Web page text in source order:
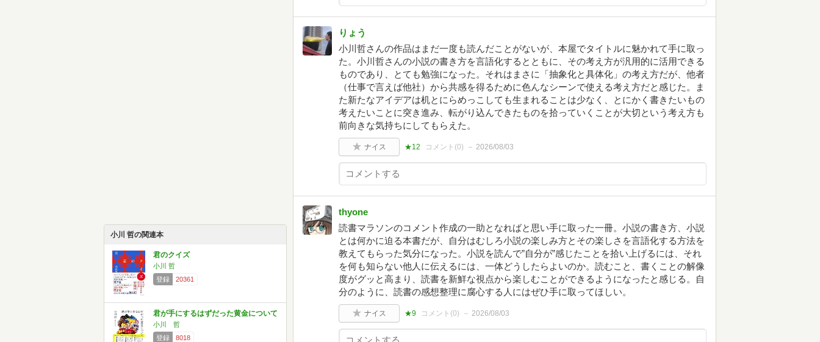
小川 哲の関連本
君のクイズ
小川 哲
登録
20361
君が手にするはずだった黄金について
小川 哲
登録
8018
りょう
小川哲さんの作品はまだ一度も読んだことがないが、本屋でタイトルに魅かれて手に取っ
た。小川哲さんの小説の書き方を言語化するとともに、その考え方が汎用的に活用できる
ものであり、とても勉強になった。それはまさに「抽象化と具体化」の考え方だが、他者
（仕事で言えば他社）から共感を得るために色んなシーンで使える考え方だと感じた。ま
た新たなアイデアは机とにらめっこしても生まれることは少なく、とにかく書きたいもの
考えたいことに突き進み、転がり込んできたものを拾っていくことが大切という考え方も
前向きな気持ちにしてもらえた。
ナイス ★12 コメント(0) 2026/08/03
thyone
読書マラソンのコメント作成の一助となればと思い手に取った一冊。小説の書き方、小説
とは何かに迫る本書だが、自分はむしろ小説の楽しみ方とその楽しさを言語化する方法を
教えてもらった気分になった。小説を読んで”自分が”感じたことを拾い上げるには、それ
を何も知らない他人に伝えるには、一体どうしたらよいのか。読むこと、書くことの解像
度がグッと高まり、読書を新鮮な視点から楽しむことができるようになったと感じる。自
分のように、読書の感想整理に腐心する人にはぜひ手に取ってほしい。
ナイス ★9 コメント(0) 2026/08/03